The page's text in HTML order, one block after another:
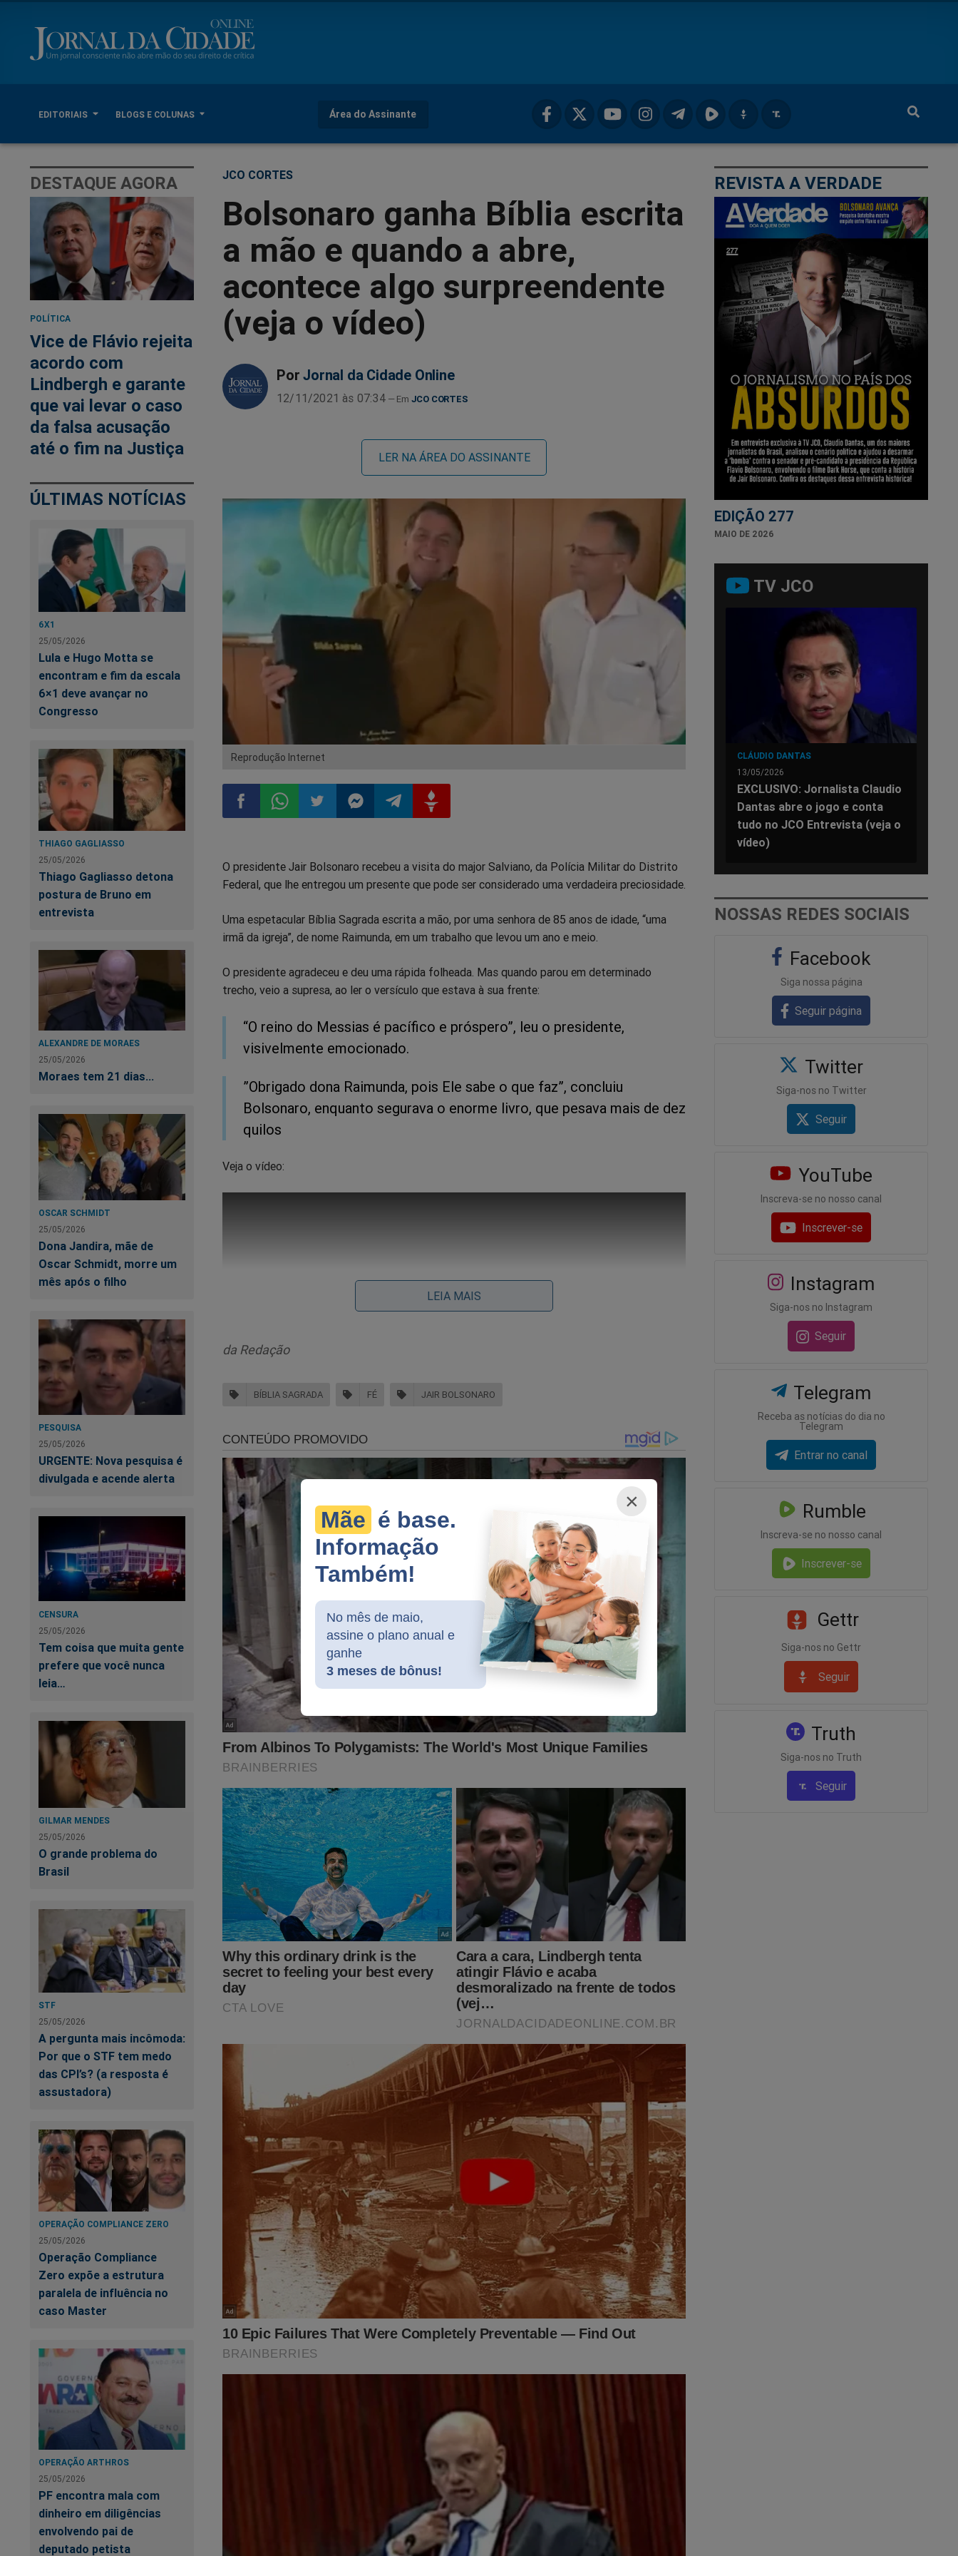
EDITORIAIS BLOGS E COLUNAS Área do Assinante
×
Mãe é base.
Informação
Também!
No mês de maio,
assine o plano anual e
ganhe
3 meses de bônus!
DESTAQUE AGORA
POLÍTICA
Vice de Flávio rejeita
acordo com
Lindbergh e garante
que vai levar o caso
da falsa acusação
até o fim na Justiça
ÚLTIMAS NOTÍCIAS
6X1
25/05/2026
Lula e Hugo Motta se
encontram e fim da escala
6×1 deve avançar no
Congresso
THIAGO GAGLIASSO
25/05/2026
Thiago Gagliasso detona
postura de Bruno em
entrevista
ALEXANDRE DE MORAES
25/05/2026
Moraes tem 21 dias...
OSCAR SCHMIDT
25/05/2026
Dona Jandira, mãe de
Oscar Schmidt, morre um
mês após o filho
PESQUISA
25/05/2026
URGENTE: Nova pesquisa é
divulgada e acende alerta
CENSURA
25/05/2026
Tem coisa que muita gente
prefere que você nunca
leia…
GILMAR MENDES
25/05/2026
O grande problema do
Brasil
STF
25/05/2026
A pergunta mais incômoda:
Por que o STF tem medo
das CPI’s? (a resposta é
assustadora)
OPERAÇÃO COMPLIANCE ZERO
25/05/2026
Operação Compliance
Zero expõe a estrutura
paralela de influência no
caso Master
OPERAÇÃO ARTHROS
25/05/2026
PF encontra mala com
dinheiro em diligências
envolvendo pai de
deputado petista
JCO CORTES
Bolsonaro ganha Bíblia escrita
a mão e quando a abre,
acontece algo surpreendente
(veja o vídeo)
Por Jornal da Cidade Online
12/11/2021 às 07:34 JCO CORTES
LER NA ÁREA DO ASSINANTE
Reprodução Internet
no
no
no
no
no
no
O presidente Jair Bolsonaro recebeu a visita do major Salviano, da Polícia Militar do Distrito
Federal, que lhe entregou um presente que pode ser considerado uma verdadeira preciosidade.
Uma espetacular Bíblia Sagrada escrita a mão, por uma senhora de 85 anos de idade, “uma
irmã da igreja”, de nome Raimunda, em um trabalho que levou um ano e meio.
O presidente agradeceu e deu uma rápida folheada. Mas quando parou em determinado
trecho, veio a supresa, ao ler o versículo que estava à sua frente:
“O reino do Messias é pacífico e próspero”, leu o presidente,
visivelmente emocionado.
”Obrigado dona Raimunda, pois Ele sabe o que faz”, concluiu
Bolsonaro, enquanto segurava o enorme livro, que pesava mais de dez
quilos
Veja o vídeo:
URGENTE: Deputado morre afogado em praia da Bahia (veja o vídeo)
O Jornal da Cidade Online
O Tribunal Superior Eleitoral (TSE) determinou a desmonetização do site.
Um ato cruel... Um "tapa na cara" da democracia.
Neste momento, onde estamos assistindo a liberdade de expressão ser devastada e
conservadores sendo calados, precisamos da ajuda de todos os patriotas...
Faça a assinatura do JCOagora e tenha acesso ao conteúdo exclusivo da destemida
Revista A Verdade.
Clique no link abaixo:
https://assinante.jornaldacidadeonline.com.br/apresentacao
Lançamos também uma loja virtual com camisetas, bandeiras e faixas (Todos com FRETE
Ajude-nos!
Compre no Shopping Conservador https://www.shoppingconservador.com.br/
Caso queira, doe qualquer valor ao Jornal da Cidade Online pelo PIX
(chave:
pix@jornaldacidadeonline.com.br ou 16.434.831/0001-01).
LEIA MAIS
da Redação
BÍBLIA SAGRADA FÉ JAIR BOLSONARO
REVISTA A VERDADE
EDIÇÃO 277
MAIO DE 2026
TV JCO
CLÁUDIO DANTAS
13/05/2026
EXCLUSIVO: Jornalista Claudio
Dantas abre o jogo e conta
tudo no JCO Entrevista (veja o
vídeo)
NOSSAS REDES SOCIAIS
Facebook
Siga nossa página
Seguir página
Twitter
Siga-nos no Twitter
Seguir
YouTube
Inscreva-se no nosso canal
Inscrever-se
Instagram
Siga-nos no Instagram
Seguir
Telegram
Receba as notícias do dia no
Telegram
Entrar no canal
Rumble
Inscreva-se no nosso canal
Inscrever-se
Gettr
Siga-nos no Gettr
Seguir
Truth
Siga-nos no Truth
Seguir